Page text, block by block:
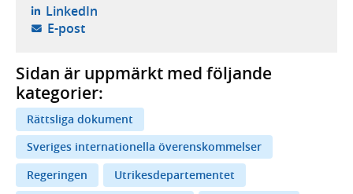
LinkedIn- öppnas i ny flik, extern webbplats,
E-post- öppnar din e-postklient,
Sidan är uppmärkt med följande
kategorier:
Rättsliga dokument
Sveriges internationella överenskommelser
Regeringen
Utrikesdepartementet